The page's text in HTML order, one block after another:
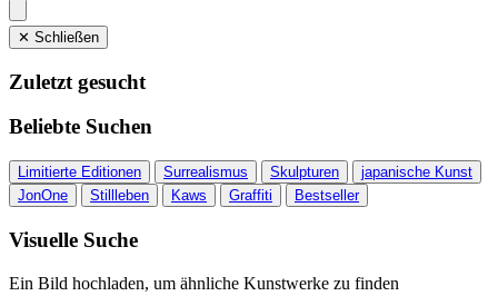
✕ Schließen
Zuletzt gesucht
Beliebte Suchen
Limitierte Editionen Surrealismus Skulpturen
japanische Kunst
JonOne
Stillleben Kaws Graffiti Bestseller
Visuelle Suche
Ein Bild hochladen, um ähnliche Kunstwerke zu finden